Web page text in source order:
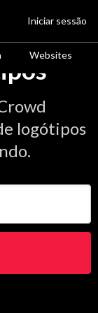
Websites
Iniciar sessão
logótipos